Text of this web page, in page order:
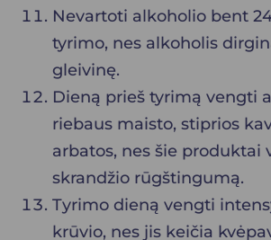
Nevartoti alkoholio bent
tyrimo, nes alkoholis
gleivinę.
Dieną prieš tyrimą vengti
riebaus maisto, stiprios
arbatos, nes šie produktai
skrandžio rūgštingumą.
Tyrimo dieną vengti
krūvio, nes jis keičia